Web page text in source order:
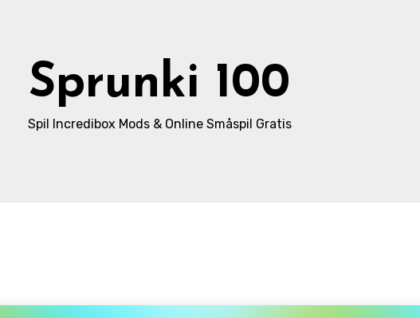
Sprunki 100
Spil Incredibox Mods & Online Småspil Gratis